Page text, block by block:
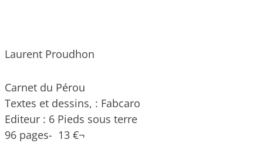
Laurent Proudhon
Carnet du Pérou
Textes et dessins, : Fabcaro
Editeur : 6 Pieds sous terre
96 pages- 13 €¬